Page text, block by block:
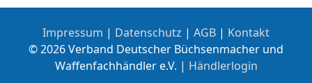
Impressum | Datenschutz | AGB | Kontakt
© 2026 Verband Deutscher Büchsenmacher und
Waffenfachhändler e.V. | Händlerlogin